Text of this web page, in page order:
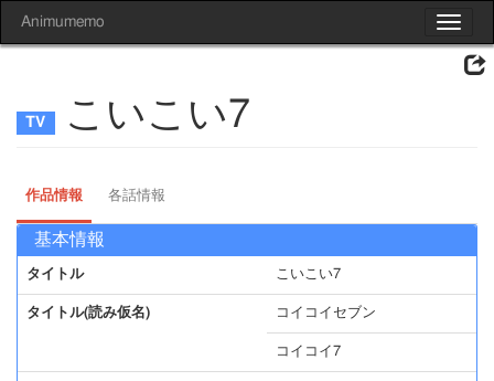
Toggle
Animumemo
こいこい7
作品情報 各話情報
基本情報
タイトル こいこい7
タイトル(読み仮名) コイコイセブン
コイコイ7